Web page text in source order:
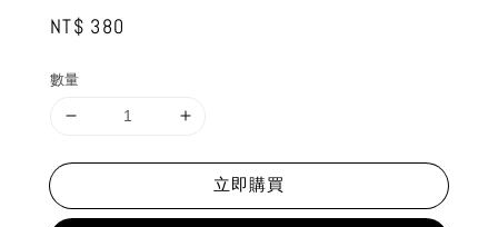
Regular
NT$ 380
數量
立即購買